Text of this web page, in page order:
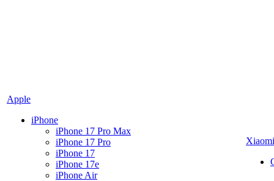
Apple
iPhone
iPhone 17 Pro Max
iPhone 17 Pro
iPhone 17
iPhone 17e
iPhone Air
Xiaomi